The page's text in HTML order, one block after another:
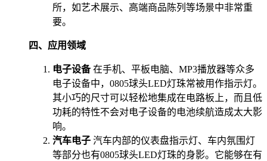
所，如艺术展示、高端商品陈列等场景中非常重
要。
四、应用领域
电子设备在手机、平板电脑、MP3播放器等众多
电子设备中，0805球头LED灯珠常被用作指示灯。
其小巧的尺寸可以轻松地集成在电路板上，而且低
功耗的特性不会对电子设备的电池续航造成太大影
响。
汽车电子 汽车内部的仪表盘指示灯、车内氛围灯
等部分也有0805球头LED灯珠的身影。它能够在有